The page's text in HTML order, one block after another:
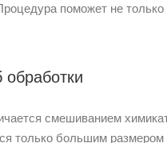
поможет не
смешиванием
только большим